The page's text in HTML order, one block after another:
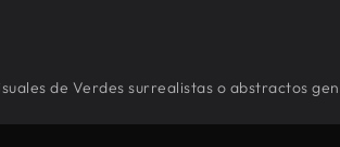
de Verdes surrealistas o abstractos